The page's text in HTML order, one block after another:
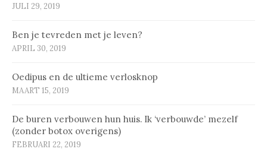
JULI 29, 2019
Ben je tevreden met je leven?
APRIL 30, 2019
Oedipus en de ultieme verlosknop
MAART 15, 2019
De buren verbouwen hun huis. Ik ‘verbouwde’ mezelf
(zonder botox overigens)
FEBRUARI 22, 2019